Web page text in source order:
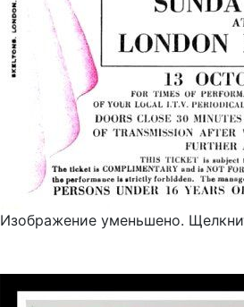
Изображение уменьшено.